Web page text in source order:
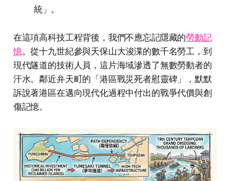
統」。
在這項高科技工程背後，我們不應忘記隱藏的勞動記
憶。從十九世紀參與天保山大浚渫的數千名勞工，到
現代隧道的技術人員，這片海域滲透了無數勞動者的
汗水。鄰近弁天町的「港區戰災死者慰靈碑」，默默
訴說著港區在邁向現代化過程中付出的戰爭代價與創
傷記憶。